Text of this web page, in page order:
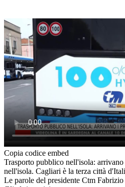
Copia codice embed
Trasporto pubblico nell'isola:
nell'isola. Cagliari è la terza città
Le parole del presidente Ctm